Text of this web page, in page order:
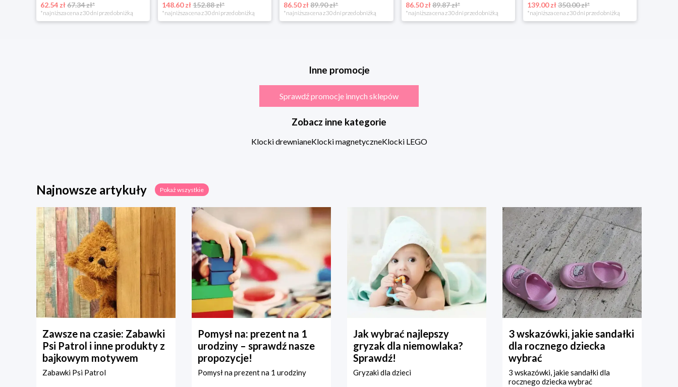
62.54 zł67.34 zł*
*najniższa cena z 30 dni przed obniżką
148.60 zł152.88 zł*
*najniższa cena z 30 dni przed obniżką
86.50 zł89.90 zł*
*najniższa cena z 30 dni przed obniżką
86.50 zł89.87 zł*
*najniższa cena z 30 dni przed obniżką
139.00 zł350.00 zł*
*najniższa cena z 30 dni przed obniżką
Inne promocje
Sprawdź promocje innych sklepów
Zobacz inne kategorie
Klocki drewnianeKlocki magnetyczneKlocki LEGO
Najnowsze artykuły Pokaż wszystkie
Zawsze na czasie: Zabawki
Psi Patrol i inne produkty z
bajkowym motywem
Zabawki Psi Patrol
Pomysł na: prezent na 1
urodziny – sprawdź nasze
propozycje!
Pomysł na prezent na 1 urodziny
Jak wybrać najlepszy
gryzak dla niemowlaka?
Sprawdź!
Gryzaki dla dzieci
3 wskazówki, jakie sandałki
dla rocznego dziecka
wybrać
3 wskazówki, jakie sandałki dla
rocznego dziecka wybrać